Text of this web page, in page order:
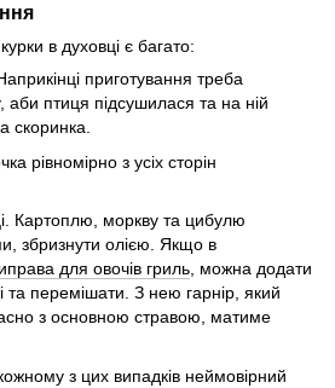
в духовці є багато:
приготування треба
аби птиця підсушилася та на ній
скоринка.
рівномірно з усіх сторін
Картоплю, моркву та цибулю
збризнути олією. Якщо в
для овочів гриль, можна додати
та перемішати. З нею гарнір, який
з основною стравою, матиме
з цих випадків неймовірний